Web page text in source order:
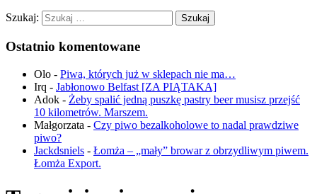
Szukaj:
Ostatnio komentowane
Olo - Piwa, których już w sklepach nie ma…
Irq - Jabłonowo Belfast [ZA PIĄTAKA]
Adok - Żeby spalić jedną puszkę pastry beer musisz przejść
10 kilometrów. Marszem.
Małgorzata - Czy piwo bezalkoholowe to nadal prawdziwe
piwo?
Jackdsniels - Łomża – „mały” browar z obrzydliwym piwem.
Łomża Export.